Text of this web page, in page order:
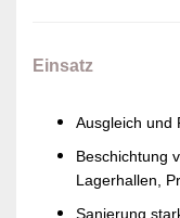
Einsatz
Ausgleich und
Beschichtung
Lagerhallen,
Sanierung